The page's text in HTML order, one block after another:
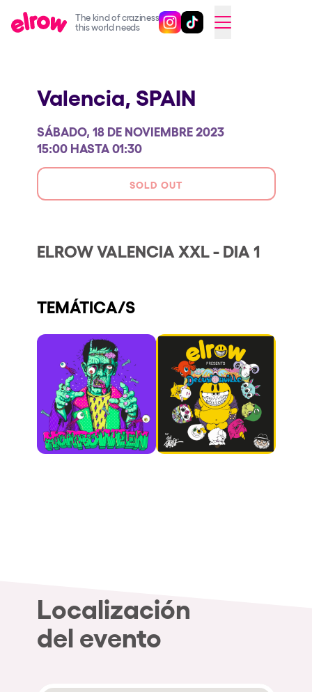
The kind of craziness
this world needs
Sigue @elrowofficial en
Sigue @elrowofficial en
SWITCH TO ENGLISH
elrow Ibiza x [UNVRS] 2026
elrow Town 2026
Snowrow Festival 2026
elrow Island 2026
elrow Shop
Our Creative World
Sostenibilidad
Quienes somos
¿Quieres trabajar con nosotros?
elrow News
Síguenos en tiktok
Síguenos en facebook
Síguenos en instagram
Síguenos en twitter
Síguenos en linkedin
Síguenos en youtube
Valencia, SPAIN
SÁBADO, 18 DE NOVIEMBRE 2023
15:00 HASTA 01:30
SOLD OUT
ELROW VALENCIA XXL - DIA 1
TEMÁTICA/S
Localización
del evento